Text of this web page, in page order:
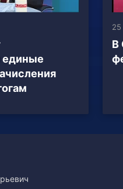
25
В